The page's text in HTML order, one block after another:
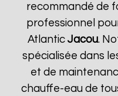
recommandé de
professionnel
Atlantic Jacou.
spécialisée dans
et de
chauffe-eau de